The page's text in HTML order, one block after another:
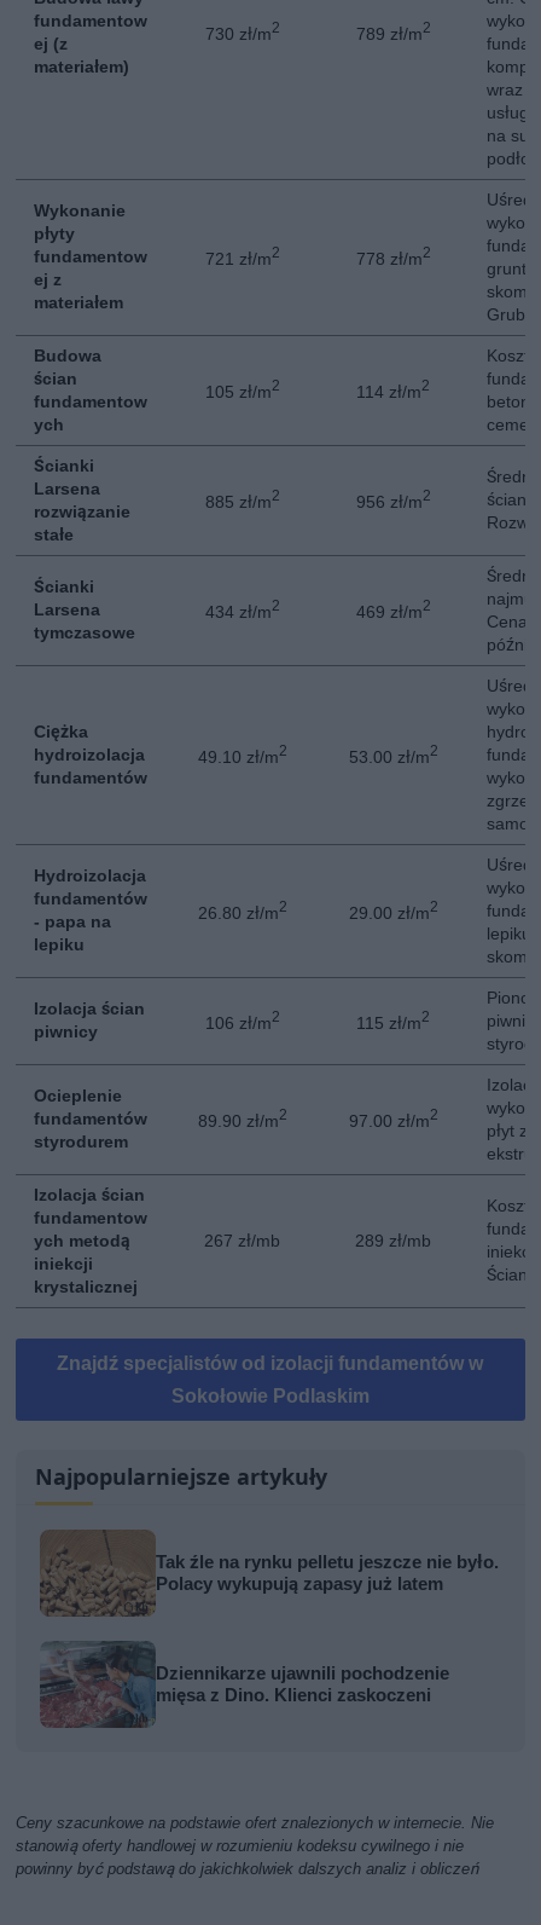
fundamentow
ej (z
materiałem)
730 zł/m2 789 zł/m2
wraz z
na
Wykonanie
płyty
fundamentow
ej z
materiałem
721 zł/m2 778 zł/m2
Budowa
ścian
fundamentow
ych
105 zł/m2 114 zł/m2
Koszt
Ścianki
Larsena
rozwiązanie
stałe
885 zł/m2 956 zł/m2
Średni
Ścianki
Larsena
tymczasowe
434 zł/m2 469 zł/m2
Średni
najmu
Cena
Ciężka
hydroizolacja
fundamentów
49.10 zł/m2 53.00 zł/m2
Hydroizolacja
fundamentów
- papa na
lepiku
26.80 zł/m2 29.00 zł/m2
Izolacja ścian
piwnicy
106 zł/m2 115 zł/m2
Ocieplenie
fundamentów
styrodurem
89.90 zł/m2 97.00 zł/m2
płyt z
Izolacja ścian
fundamentow
ych metodą
iniekcji
krystalicznej
267 zł/mb 289 zł/mb
Koszt
Znajdź specjalistów od izolacji fundamentów w
Sokołowie Podlaskim
Najpopularniejsze artykuły
Tak źle na rynku pelletu jeszcze nie było.
Polacy wykupują zapasy już latem
Dziennikarze ujawnili pochodzenie
mięsa z Dino. Klienci zaskoczeni
Ceny szacunkowe na podstawie ofert znalezionych w internecie. Nie
stanowią oferty handlowej w rozumieniu kodeksu cywilnego i nie
powinny być podstawą do jakichkolwiek dalszych analiz i obliczeń